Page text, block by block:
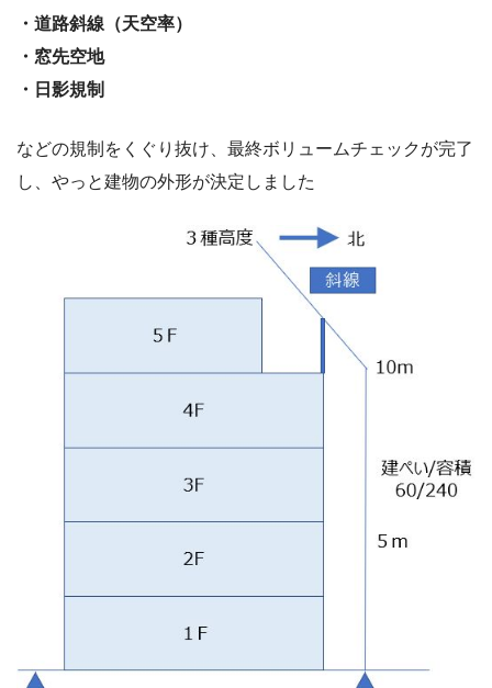
・道路斜線（天空率）
・窓先空地
・日影規制
などの規制をくぐり抜け、最終ボリュームチェックが完了
し、やっと建物の外形が決定しました